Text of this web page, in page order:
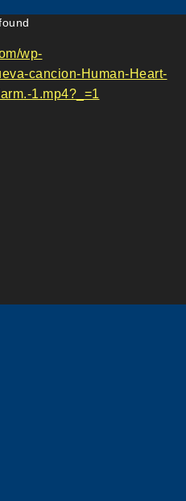
wp-
cancion-Human-Heart-
1.mp4?_=1